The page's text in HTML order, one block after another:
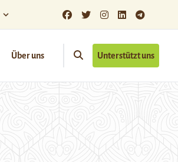
Über uns Unterstützt uns